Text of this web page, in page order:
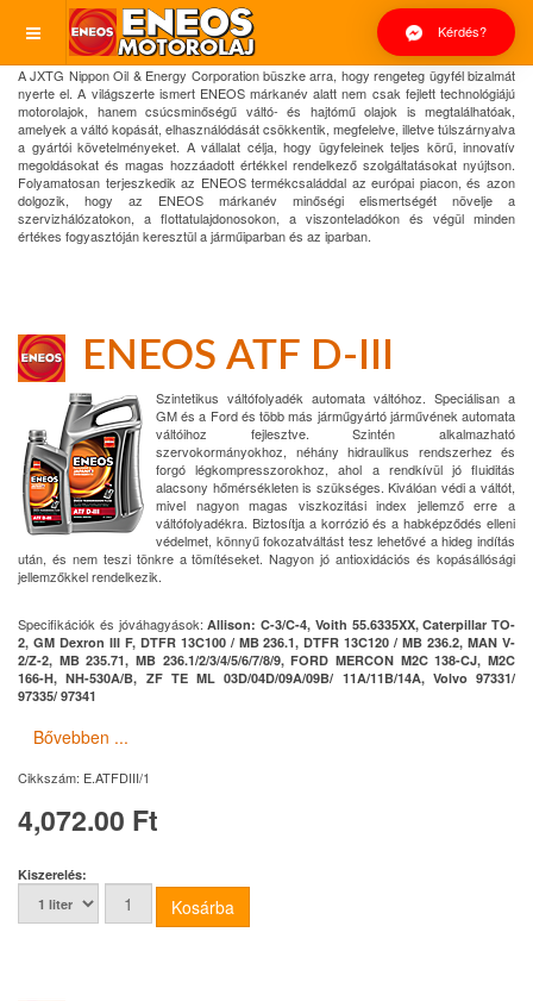
Kérdés?
A JXTG Nippon Oil & Energy Corporation büszke arra, hogy rengeteg ügyfél bizalmát
nyerte el. A világszerte ismert ENEOS márkanév alatt nem csak fejlett technológiájú
motorolajok, hanem csúcsminőségű váltó- és hajtómű olajok is megtalálhatóak,
amelyek a váltó kopását, elhasználódását csökkentik, megfelelve, illetve túlszárnyalva
a gyártói követelményeket. A vállalat célja, hogy ügyfeleinek teljes körű, innovatív
megoldásokat és magas hozzáadott értékkel rendelkező szolgáltatásokat nyújtson.
Folyamatosan terjeszkedik az ENEOS termékcsaláddal az európai piacon, és azon
dolgozik, hogy az ENEOS márkanév minőségi elismertségét növelje a
szervizhálózatokon, a flottatulajdonosokon, a viszonteladókon és végül minden
értékes fogyasztóján keresztül a járműiparban és az iparban.
ENEOS ATF D-III
Szintetikus váltófolyadék automata váltóhoz. Speciálisan a
GM és a Ford és több más járműgyártó járművének automata
váltóihoz fejlesztve. Szintén alkalmazható
szervokormányokhoz, néhány hidraulikus rendszerhez és
forgó légkompresszorokhoz, ahol a rendkívül jó fluiditás
alacsony hőmérsékleten is szükséges. Kiválóan védi a váltót,
mivel nagyon magas viszkozitási index jellemző erre a
váltófolyadékra. Biztosítja a korrózió és a habképződés elleni
védelmet, könnyű fokozatváltást tesz lehetővé a hideg indítás
után, és nem teszi tönkre a tömítéseket. Nagyon jó antioxidációs és kopásállósági
jellemzőkkel rendelkezik.
Specifikációk és jóváhagyások: Allison: C-3/C-4, Voith 55.6335XX, Caterpillar TO-
2, GM Dexron III F, DTFR 13C100 / MB 236.1, DTFR 13C120 / MB 236.2, MAN V-
2/Z-2, MB 235.71, MB 236.1/2/3/4/5/6/7/8/9, FORD MERCON M2C 138-CJ, M2C
166-H, NH-530A/B, ZF TE ML 03D/04D/09A/09B/ 11A/11B/14A, Volvo 97331/
97335/ 97341
Bővebben ...
Cikkszám: E.ATFDIII/1
4,072.00 Ft
Kiszerelés: